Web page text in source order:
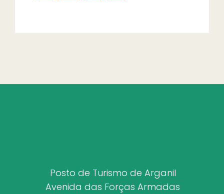
Posto de Turismo de Arganil
Avenida das Forças Armadas